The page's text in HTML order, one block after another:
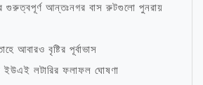
গুরুত্বপূর্ণ আন্তঃনগর বাস রুটগুলো পুনরায়
আবারও বৃষ্টির পূর্বাভাস
ইউএই লটারির ফলাফল ঘোষণা